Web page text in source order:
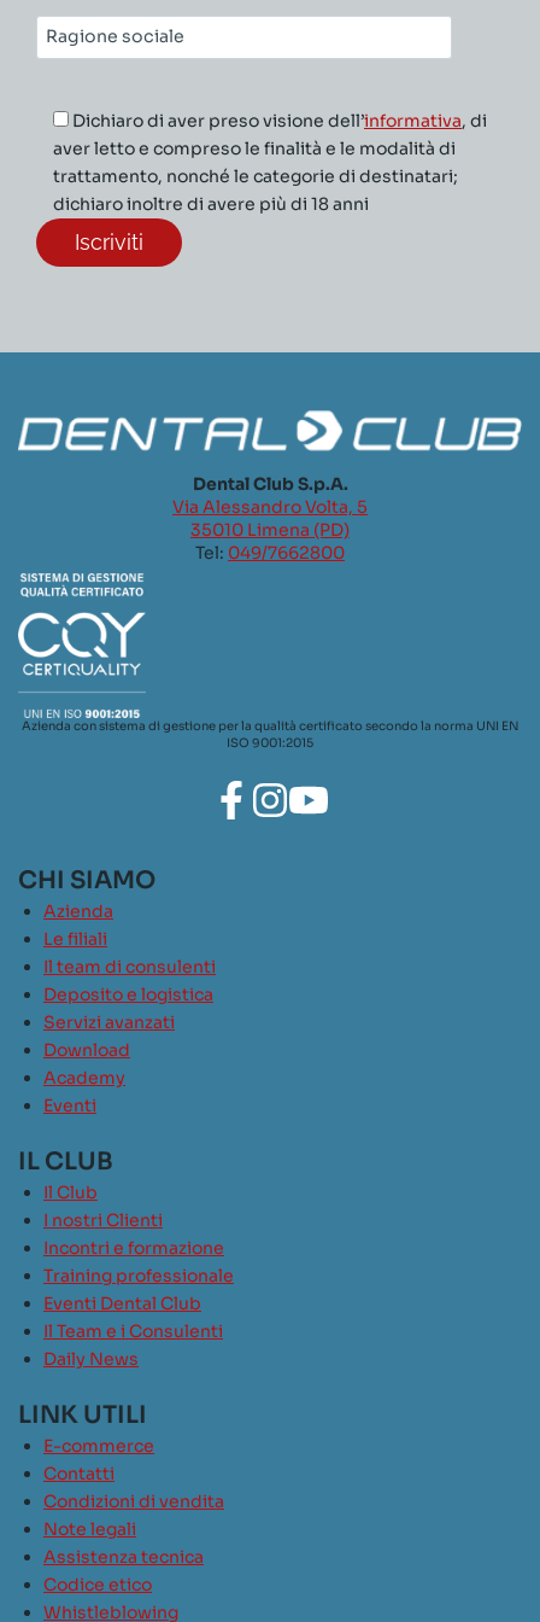
Ragione
sociale*
Dichiaro di aver preso visione dell’informativa, di
aver letto e compreso le finalità e le modalità di
trattamento, nonché le categorie di destinatari;
dichiaro inoltre di avere più di 18 anni
Dental Club S.p.A.
Via Alessandro Volta, 5
35010 Limena (PD)
Tel: 049/7662800
Azienda con sistema di gestione per la qualità certificato secondo la norma UNI EN
ISO 9001:2015
CHI SIAMO
Azienda
Le filiali
Il team di consulenti
Deposito e logistica
Servizi avanzati
Download
Academy
Eventi
IL CLUB
Il Club
I nostri Clienti
Incontri e formazione
Training professionale
Eventi Dental Club
Il Team e i Consulenti
Daily News
LINK UTILI
E-commerce
Contatti
Condizioni di vendita
Note legali
Assistenza tecnica
Codice etico
Whistleblowing